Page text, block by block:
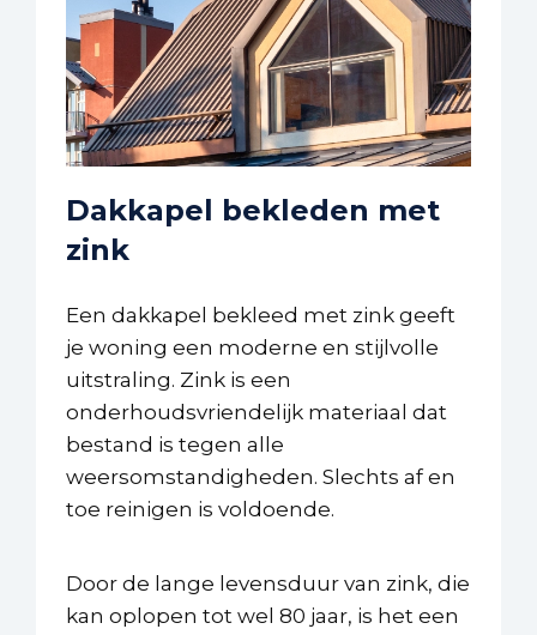
Dakkapel bekleden met
zink
Een dakkapel bekleed met zink geeft
je woning een moderne en stijlvolle
uitstraling. Zink is een
onderhoudsvriendelijk materiaal dat
bestand is tegen alle
weersomstandigheden. Slechts af en
toe reinigen is voldoende.
Door de lange levensduur van zink, die
kan oplopen tot wel 80 jaar, is het een